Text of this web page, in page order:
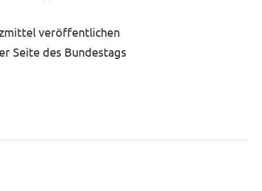
veröffentlichen
Seite des Bundestags